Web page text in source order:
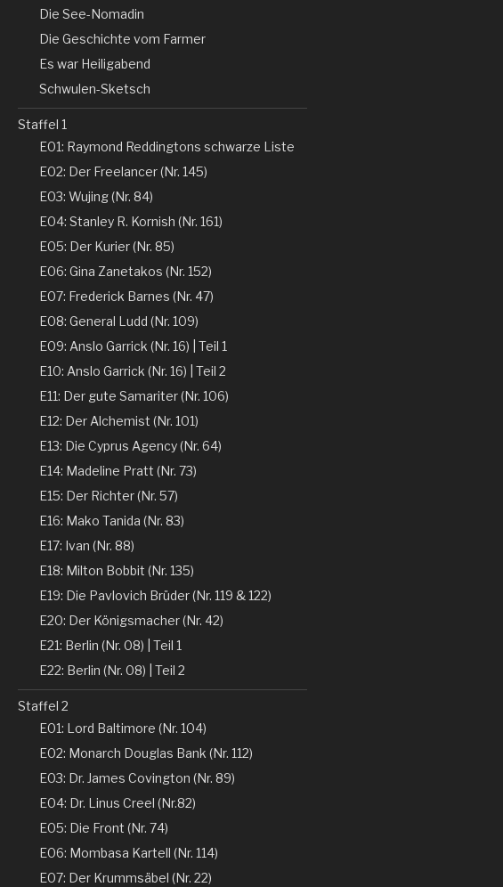
Die See-Nomadin
Die Geschichte vom Farmer
Es war Heiligabend
Schwulen-Sketsch
Staffel 1
E01: Raymond Reddingtons schwarze Liste
E02: Der Freelancer (Nr. 145)
E03: Wujing (Nr. 84)
E04: Stanley R. Kornish (Nr. 161)
E05: Der Kurier (Nr. 85)
E06: Gina Zanetakos (Nr. 152)
E07: Frederick Barnes (Nr. 47)
E08: General Ludd (Nr. 109)
E09: Anslo Garrick (Nr. 16) | Teil 1
E10: Anslo Garrick (Nr. 16) | Teil 2
E11: Der gute Samariter (Nr. 106)
E12: Der Alchemist (Nr. 101)
E13: Die Cyprus Agency (Nr. 64)
E14: Madeline Pratt (Nr. 73)
E15: Der Richter (Nr. 57)
E16: Mako Tanida (Nr. 83)
E17: Ivan (Nr. 88)
E18: Milton Bobbit (Nr. 135)
E19: Die Pavlovich Brüder (Nr. 119 & 122)
E20: Der Königsmacher (Nr. 42)
E21: Berlin (Nr. 08) | Teil 1
E22: Berlin (Nr. 08) | Teil 2
Staffel 2
E01: Lord Baltimore (Nr. 104)
E02: Monarch Douglas Bank (Nr. 112)
E03: Dr. James Covington (Nr. 89)
E04: Dr. Linus Creel (Nr.82)
E05: Die Front (Nr. 74)
E06: Mombasa Kartell (Nr. 114)
E07: Der Krummsäbel (Nr. 22)